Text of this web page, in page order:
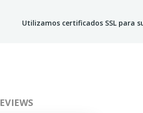
Utilizamos certificados SSL para